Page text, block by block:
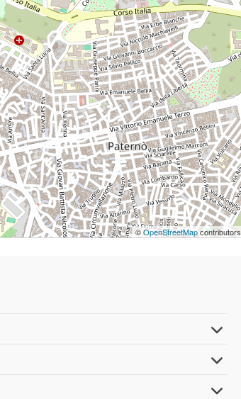
©OpenStreetMapcontributors